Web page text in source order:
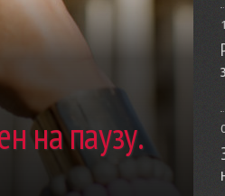
на паузу.